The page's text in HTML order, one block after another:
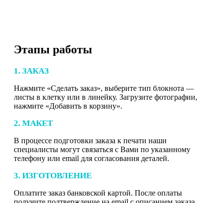
Этапы работы
1. ЗАКАЗ
Нажмите «Сделать заказ», выберите тип блокнота —
листы в клетку или в линейку. Загрузите фотографии,
нажмите «Добавить в корзину».
2. МАКЕТ
В процессе подготовки заказа к печати наши
специалисты могут связаться с Вами по указанному
телефону или email для согласования деталей.
3. ИЗГОТОВЛЕНИЕ
Оплатите заказ банковской картой. После оплаты